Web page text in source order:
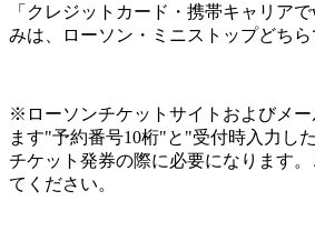
「クレジットカード・携帯キャリア
みは、ローソン・ミニストップどちら
※ローソンチケットサイトおよびメー
ます"予約番号10桁"と"受付時入力し
チケット発券の際に必要になります
てください。